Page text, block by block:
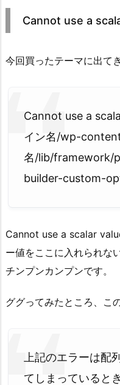
Cannot use a
今回買ったテーマに出て
Cannot use a
イン名/wp-
名/lib/framework/
builder-custom-
Cannot use a scalar
ー値をここに入れられな
チンプンカンプンです。
ググってみたところ、こ
上記のエラーは配
てしまっていると